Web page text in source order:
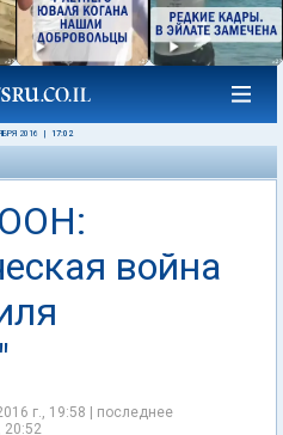
2016 17:02
война
г., 19:58 | последнее
20:52